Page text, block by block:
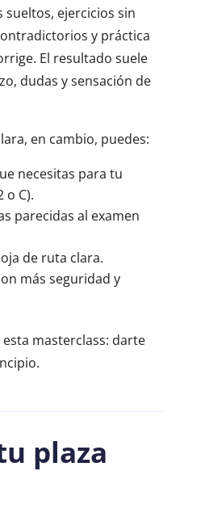
sueltos, ejercicios sin
y práctica
El resultado suele
dudas y sensación de
en cambio, puedes:
necesitas para tu
o C).
parecidas al examen
de ruta clara.
más seguridad y
esta masterclass: darte
plaza